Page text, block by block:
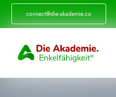
Zum
Inhalt
connect@die-akademie.co